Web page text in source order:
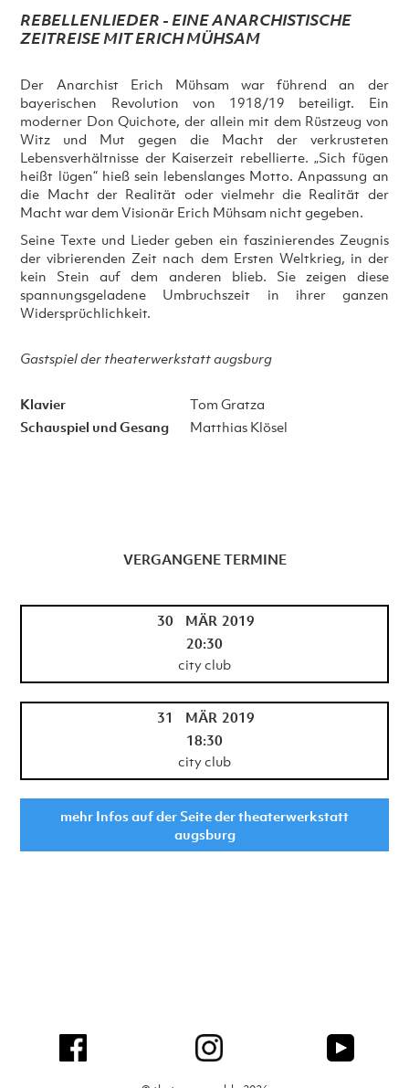
REBELLENLIEDER - EINE ANARCHISTISCHE
ZEITREISE MIT ERICH MÜHSAM
Der Anarchist Erich Mühsam war führend an der
bayerischen Revolution von 1918/19 beteiligt. Ein
moderner Don Quichote, der allein mit dem Rüstzeug von
Witz und Mut gegen die Macht der verkrusteten
Lebensverhältnisse der Kaiserzeit rebellierte. „Sich fügen
heißt lügen“ hieß sein lebenslanges Motto. Anpassung an
die Macht der Realität oder vielmehr die Realität der
Macht war dem Visionär Erich Mühsam nicht gegeben.
Seine Texte und Lieder geben ein faszinierendes Zeugnis
der vibrierenden Zeit nach dem Ersten Weltkrieg, in der
kein Stein auf dem anderen blieb. Sie zeigen diese
spannungsgeladene Umbruchszeit in ihrer ganzen
Widersprüchlichkeit.
Gastspiel der theaterwerkstatt augsburg
Klavier
Tom Gratza
Schauspiel und Gesang
Matthias Klösel
VERGANGENE TERMINE
30 MÄR 2019
20:30
city club
31 MÄR 2019
18:30
city club
mehr Infos auf der Seite der theaterwerkstatt
augsburg